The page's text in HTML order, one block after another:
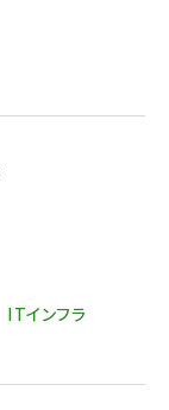
ITインフラ